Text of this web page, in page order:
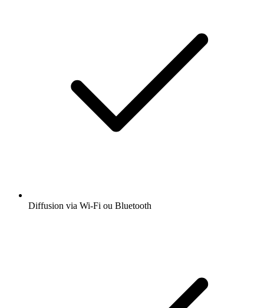
Diffusion via Wi-Fi ou Bluetooth